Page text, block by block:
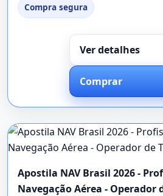
Compra segura
Ver detalhes
Comprar
Apostila NAV Brasil 2026 -
Navegação Aérea - Operador